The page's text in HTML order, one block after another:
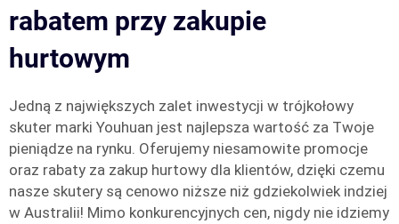
rabatem przy zakupie
hurtowym
Jedną z największych zalet inwestycji w trójkołowy
skuter marki Youhuan jest najlepsza wartość za Twoje
pieniądze na rynku. Oferujemy niesamowite promocje
oraz rabaty za zakup hurtowy dla klientów, dzięki czemu
nasze skutery są cenowo niższe niż gdziekolwiek indziej
w Australii! Mimo konkurencyjnych cen, nigdy nie idziemy